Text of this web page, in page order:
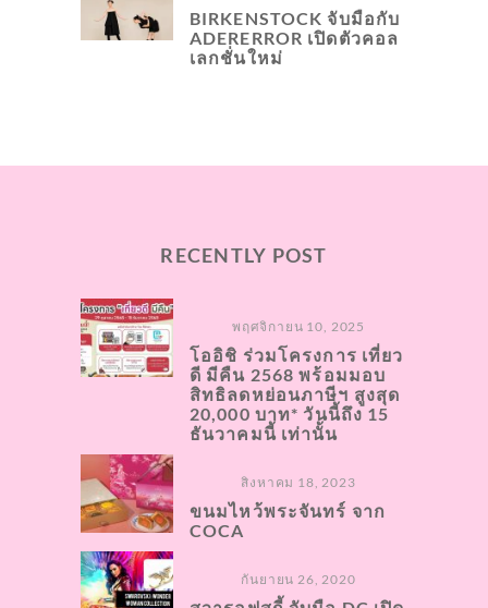
BIRKENSTOCK จับมือกับ
ADERERROR เปิดตัวคอล
เลกชั่นใหม่
RECENTLY POST
พฤศจิกายน 10, 2025
โออิชิ ร่วมโครงการ เที่ยว
ดี มีคืน 2568 พร้อมมอบ
สิทธิลดหย่อนภาษีฯ สูงสุด
20,000 บาท* วันนี้ถึง 15
ธันวาคมนี้ เท่านั้น
สิงหาคม 18, 2023
ขนมไหว้พระจันทร์ จาก
COCA
กันยายน 26, 2020